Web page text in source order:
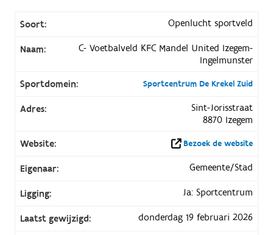
Soort: Openlucht sportveld
Naam:
C- Voetbalveld KFC Mandel United Izegem-
Ingelmunster
Sportdomein:
Sportcentrum De Krekel Zuid
Adres:
Sint-Jorisstraat
8870 Izegem
Website:
Bezoek de website
Eigenaar: Gemeente/Stad
Ligging: Ja: Sportcentrum
Laatst gewijzigd: donderdag 19 februari 2026